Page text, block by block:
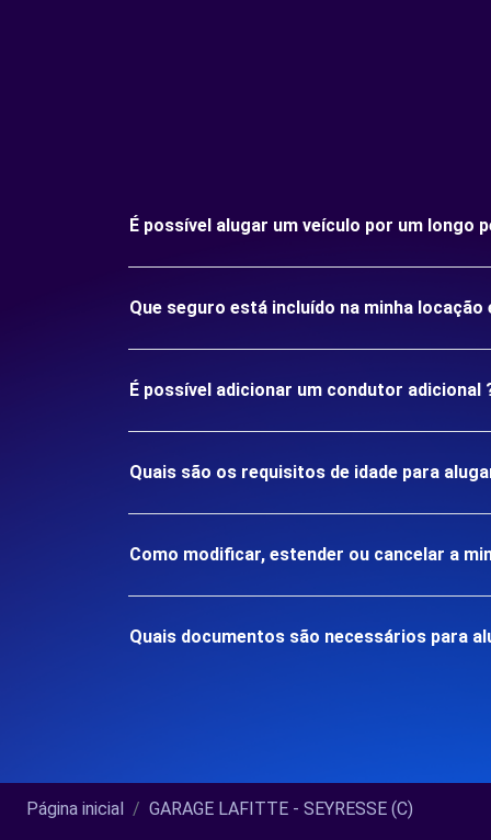
É possível alugar um veículo por um longo
Que seguro está incluído na minha locação
É possível adicionar um condutor adicional
Quais são os requisitos de idade para
Como modificar, estender ou cancelar a
Quais documentos são necessários para
Página inicial GARAGE LAFITTE - SEYRESSE (C)